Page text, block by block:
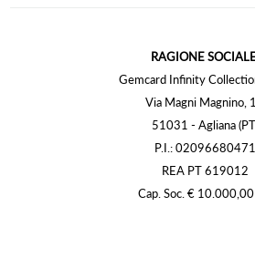
RAGIONE
Gemcard Infinity Collection
Via Magni Magnino,
51031 - Agliana
P.I.: 02096680471
REA PT 619012
Cap. Soc. € 10.000,00